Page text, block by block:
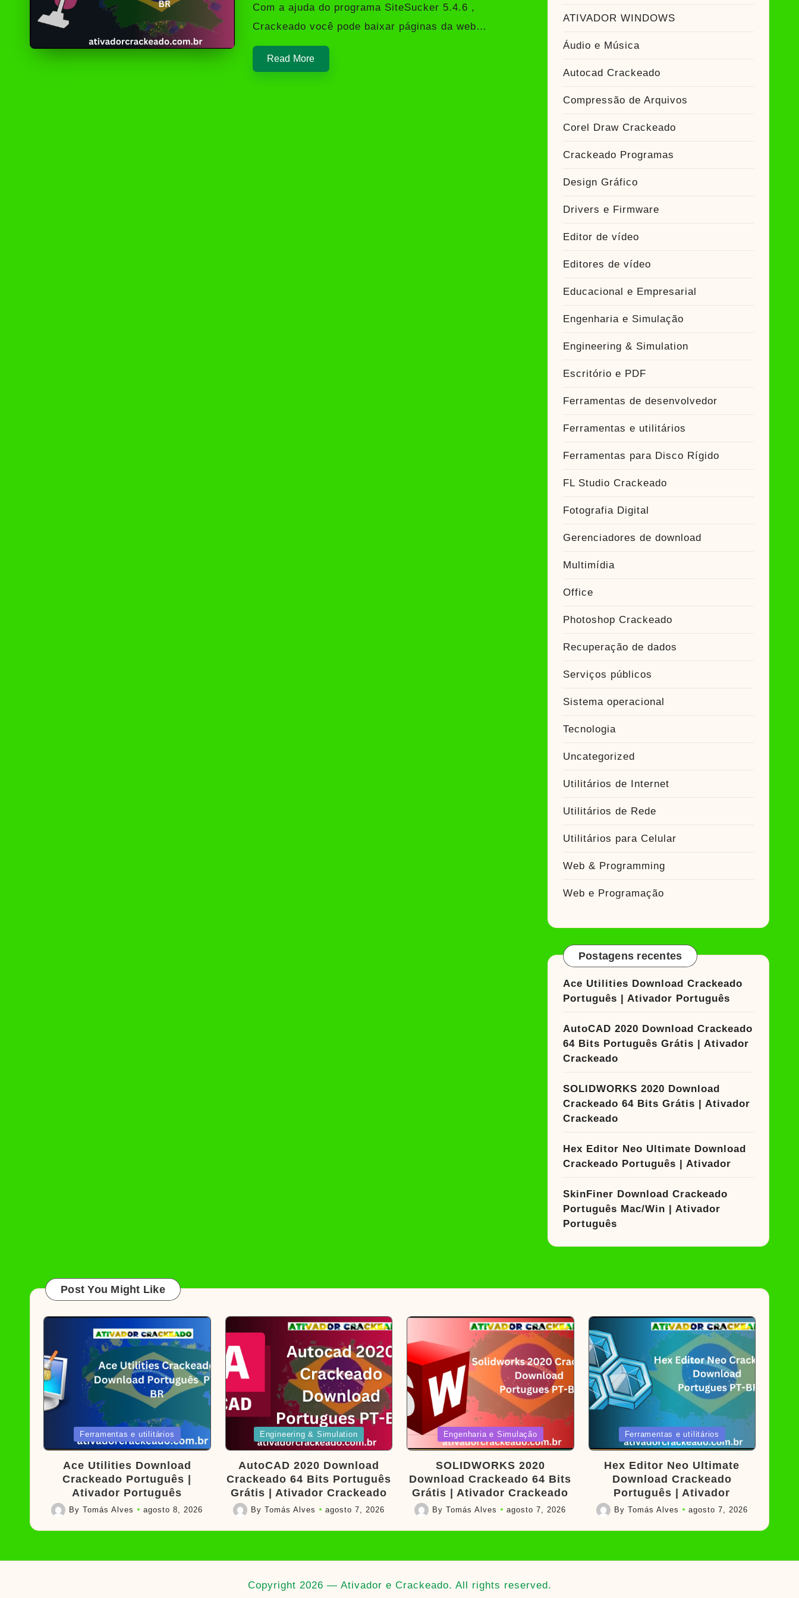
Com a ajuda do programa SiteSucker 5.4.6 ,
Crackeado você pode baixar páginas da web…
Read More
ATIVADOR WINDOWS
Áudio e Música
Autocad Crackeado
Compressão de Arquivos
Corel Draw Crackeado
Crackeado Programas
Design Gráfico
Drivers e Firmware
Editor de vídeo
Editores de vídeo
Educacional e Empresarial
Engenharia e Simulação
Engineering & Simulation
Escritório e PDF
Ferramentas de desenvolvedor
Ferramentas e utilitários
Ferramentas para Disco Rígido
FL Studio Crackeado
Fotografia Digital
Gerenciadores de download
Multimídia
Office
Photoshop Crackeado
Recuperação de dados
Serviços públicos
Sistema operacional
Tecnologia
Uncategorized
Utilitários de Internet
Utilitários de Rede
Utilitários para Celular
Web & Programming
Web e Programação
Postagens recentes
Ace Utilities Download Crackeado
Português | Ativador Português
AutoCAD 2020 Download Crackeado
64 Bits Português Grátis | Ativador
Crackeado
SOLIDWORKS 2020 Download
Crackeado 64 Bits Grátis | Ativador
Crackeado
Hex Editor Neo Ultimate Download
Crackeado Português | Ativador
SkinFiner Download Crackeado
Português Mac/Win | Ativador
Português
Post You Might Like
Posted
in
Ferramentas e utilitários
Ace Utilities Download
Crackeado Português |
Ativador Português
Posted
by
ByTomás Alves agosto 8, 2026
Posted
in
Engineering & Simulation
AutoCAD 2020 Download
Crackeado 64 Bits Português
Grátis | Ativador Crackeado
Posted
by
By Tomás Alves agosto 7, 2026
Posted
in
Engenharia e Simulação
SOLIDWORKS 2020
Download Crackeado 64 Bits
Grátis | Ativador Crackeado
Posted
by
ByTomás Alves agosto 7, 2026
Posted
in
Ferramentas e utilitários
Hex Editor Neo Ultimate
Download Crackeado
Português | Ativador
Posted
by
By Tomás Alves agosto 7, 2026
Copyright 2026 — Ativador e Crackeado. All rights reserved.